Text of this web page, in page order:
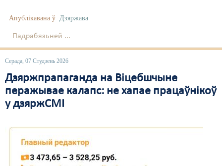
Апублікавана ў Дзяржава
Падрабязьней ...
Серада, 07 Студзень 2026
Дзяржпрапаганда на Віцебшчыне
перажывае калапс: не хапае працаўнікоў
у дзяржСМІ